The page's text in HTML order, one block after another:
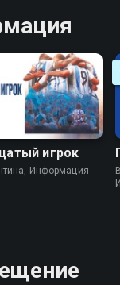
игрок
Информация